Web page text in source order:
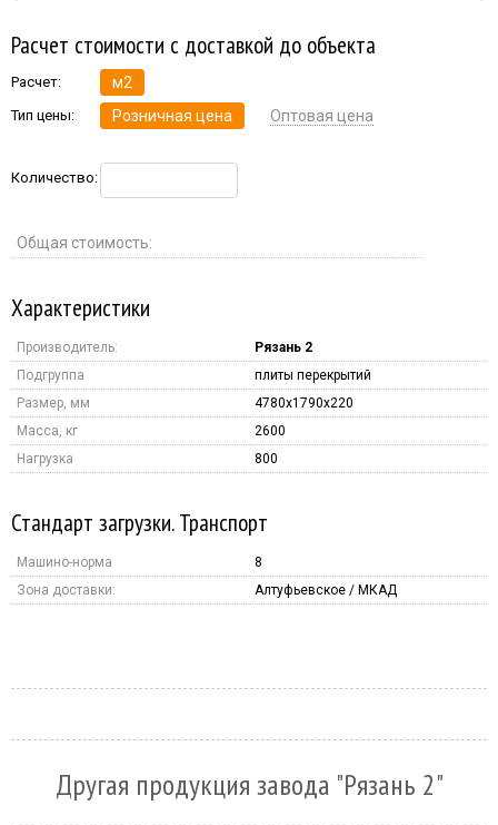
Расчет стоимости с доставкой до объекта
Расчет: м2
Тип цены: Розничная цена Оптовая цена
Количество:
Общая стоимость:
Характеристики
Производитель:
Рязань 2
Подгруппа
плиты перекрытий
Размер, мм
4780x1790x220
Масса, кг
2600
Нагрузка
800
Стандарт загрузки. Транспорт
Машино-норма
8
Зона доставки:
Алтуфьевское / МКАД
Другая продукция завода "Рязань 2"